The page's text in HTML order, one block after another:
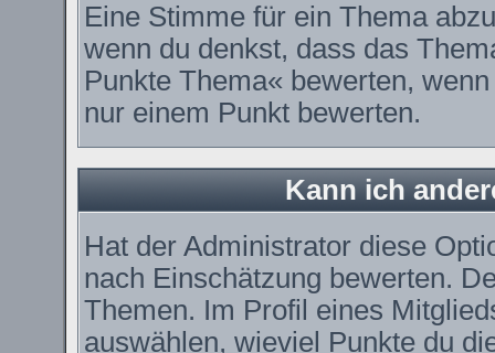
Eine Stimme für ein Thema
wenn du denkst, dass das
Punkte Thema« bewerten,
nur einem Punkt bewerten.
Kann ich
Hat der Administrator diese
nach Einschätzung bewerten.
Themen. Im Profil eines
auswählen, wieviel Punkte du